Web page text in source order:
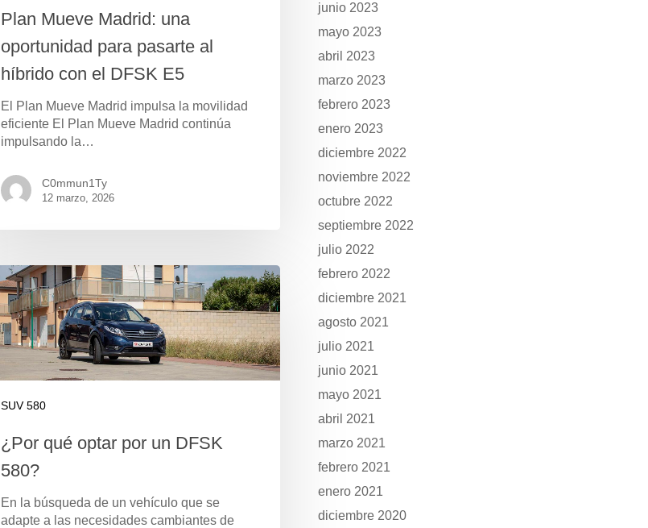
Plan Mueve Madrid: una
oportunidad para pasarte al
híbrido con el DFSK E5
El Plan Mueve Madrid impulsa la movilidad
eficiente El Plan Mueve Madrid continúa
impulsando la…
C0mmun1Ty
12 marzo, 2026
SUV 580
¿Por qué optar por un DFSK
580?
En la búsqueda de un vehículo que se
adapte a las necesidades cambiantes de
junio 2023
mayo 2023
abril 2023
marzo 2023
febrero 2023
enero 2023
diciembre 2022
noviembre 2022
octubre 2022
septiembre 2022
julio 2022
febrero 2022
diciembre 2021
agosto 2021
julio 2021
junio 2021
mayo 2021
abril 2021
marzo 2021
febrero 2021
enero 2021
diciembre 2020